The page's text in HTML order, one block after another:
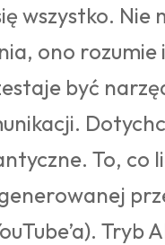
wszystko.
ono
być
To, co